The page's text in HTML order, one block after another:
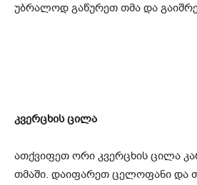
უბრალოდ გაწურეთ თმა და
კვერცხის ცილა
ათქვიფეთ ორი კვერცხის ცილა
თმაში. დაიფარეთ ცელოფანი და